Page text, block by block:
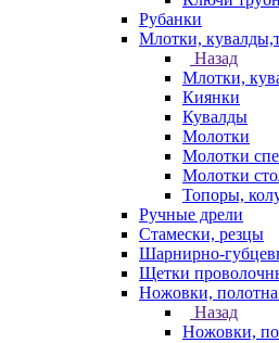
Рубанки
Млотки,
Назад
Млотки,
Киянки
Кувалды
Молотки
Молотки
Молотки
Топоры,
Ручные дрели
Стамески, резцы
Шарнирно-
Щетки
Ножовки, полотна
Назад
Ножовки,